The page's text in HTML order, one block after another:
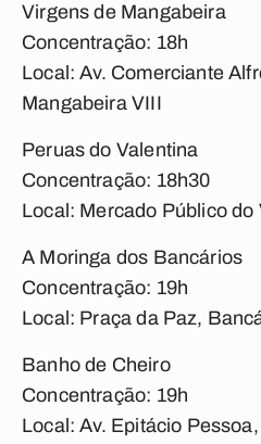
Virgens de Mangabeira
Concentração: 18h
Local: Av. Comerciante
Mangabeira VIII
Peruas do Valentina
Concentração: 18h30
Local: Mercado Público do
A Moringa dos Bancários
Concentração: 19h
Local: Praça da Paz,
Banho de Cheiro
Concentração: 19h
Local: Av. Epitácio